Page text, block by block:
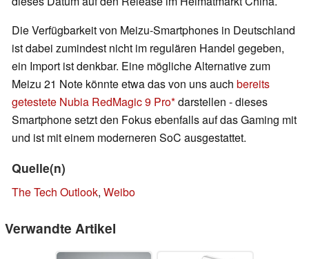
Die Verfügbarkeit von Meizu-Smartphones in Deutschland
ist dabei zumindest nicht im regulären Handel gegeben,
ein Import ist denkbar. Eine mögliche Alternative zum
Meizu 21 Note könnte etwa das von uns auch bereits
getestete Nubia RedMagic 9 Pro darstellen - dieses
Smartphone setzt den Fokus ebenfalls auf das Gaming mit
und ist mit einem moderneren SoC ausgestattet.
Quelle(n)
The Tech Outlook, Weibo
Verwandte Artikel